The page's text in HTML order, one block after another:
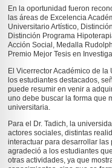
En la oportunidad fueron
las áreas de Excelencia
Universitario Artístico,
Distinción Programa
Acción Social, Medalla
Premio Mejor Tesis en
El Vicerrector Académico de la
los estudiantes destacados,
puede resumir en venir a
uno debe buscar la forma que
universitaria.
Para el Dr. Tadich, la
actores sociales, distintas
interactuar para desarrollar las
agradeció a los estudiantes
otras actividades, ya que